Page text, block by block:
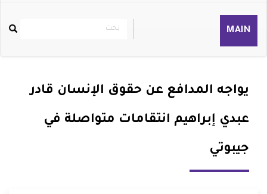
MAIN
Rechercher
بحث
يواجه المدافع عن حقوق الإنسان قادر
عبدي إبراهيم انتقامات متواصلة في
جيبوتي